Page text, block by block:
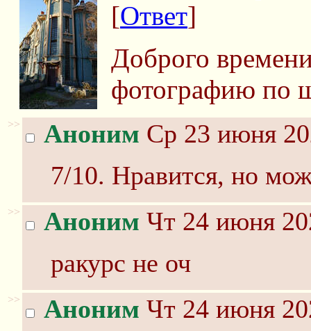
[Ответ]
Доброго
фотографию по
>> Аноним Ср 23 июня
7/10. Нравится, но
>> Аноним Чт 24 июня
ракурс не оч
>> Аноним Чт 24 июня